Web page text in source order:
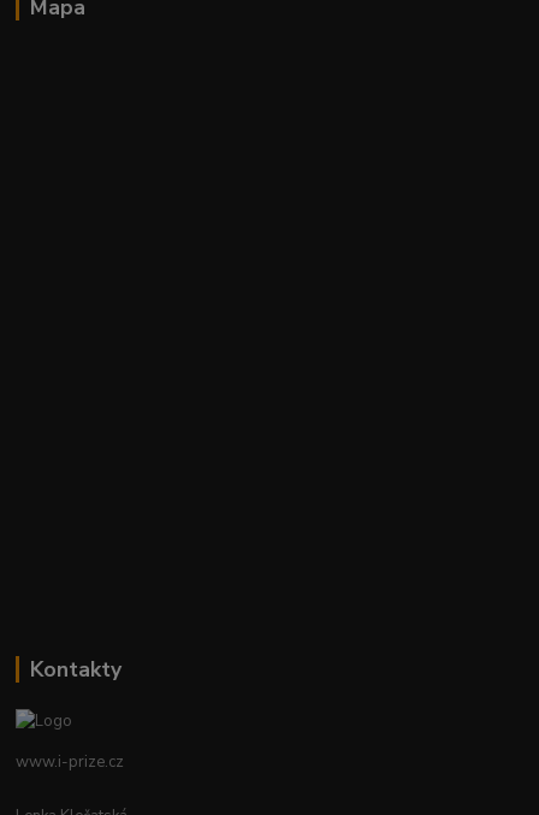
Mapa
Kontakty
www.i-prize.cz